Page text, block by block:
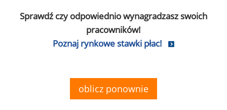
Sprawdź czy odpowiednio wynagradzasz swoich
pracowników!
Poznaj rynkowe stawki płac!
oblicz ponownie